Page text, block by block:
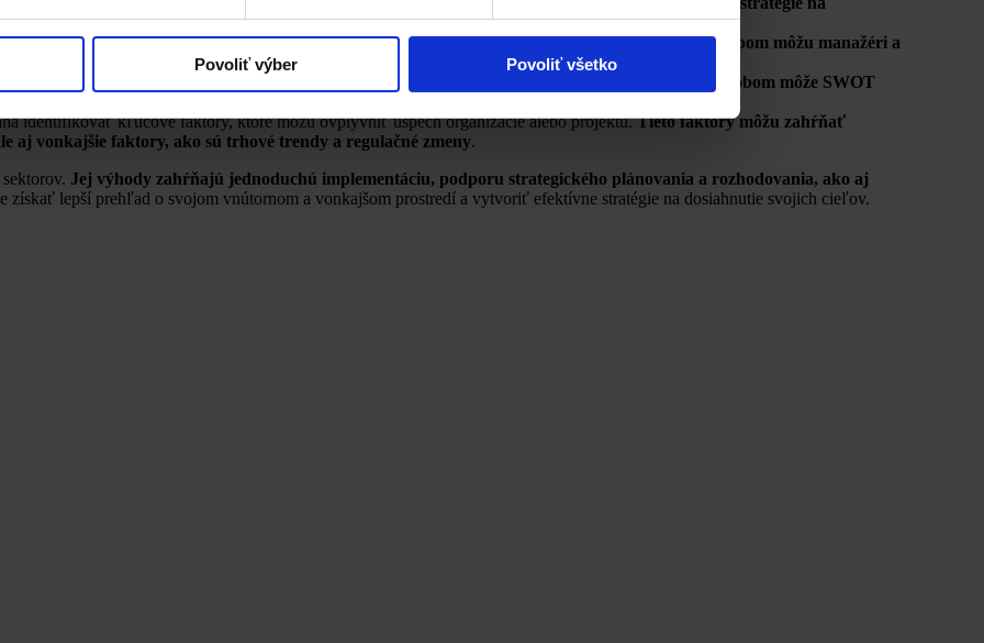
Povoliť výber Povoliť všetko
poskytuje jasný prehľad o aktuálnom stave organizácie a možných budúcich scenároch.Týmto spôsobom môžu manažéri a
zapojenie rôznych členov tímu, čo podporuje spoluprácu a spoločné hľadanie riešení.
Týmto spôsobom môže SWOT
a posilniť tímovú súdržnosť
identifikovať kľúčové faktory, ktoré môžu ovplyvniť úspech organizácie alebo projektu.Tieto faktory môžu zahŕňať
aj vonkajšie faktory, ako sú trhové trendy a regulačné zmeny.
Jej výhody zahŕňajú jednoduchú implementáciu, podporu strategického plánovania a rozhodovania, ako aj
získať lepší prehľad o svojom vnútornom a vonkajšom prostredí a vytvoriť efektívne stratégie na dosiahnutie svojich cieľov.